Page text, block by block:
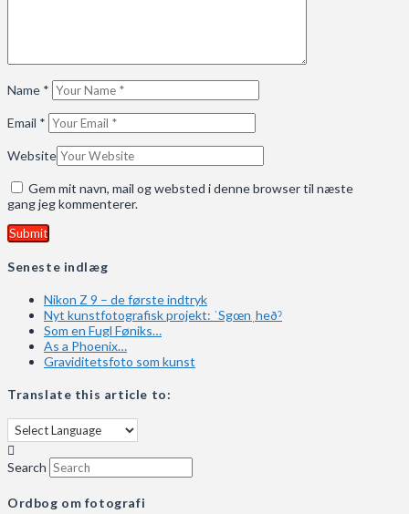
Name *
Email *
Website
Gem mit navn, mail og websted i denne browser til næste
gang jeg kommenterer.
Seneste indlæg
Nikon Z 9 – de første indtryk
Nyt kunstfotografisk projekt: ˈSgœnˌheðˀ
Som en Fugl Føniks…
As a Phoenix…
Graviditetsfoto som kunst
Translate this article to:
Search
Ordbog om fotografi